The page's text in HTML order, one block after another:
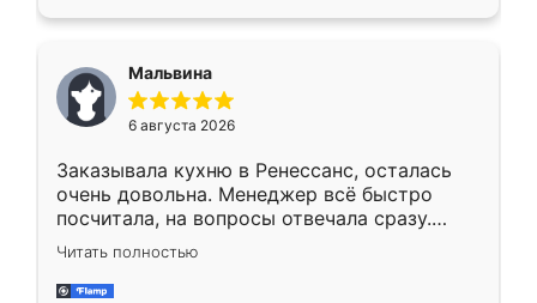
меньше, здесь же он более разнообразный.
Мне нравится ,если что-то потребуется из
мебели буду заказывать только здесь.
Мальвина
6 августа 2026
Заказывала кухню в Ренессанс, осталась
очень довольна. Менеджер всё быстро
посчитала, на вопросы отвечала сразу.
Замерщик приехал в субботу, подошёл к
делу со всей ответственностью. Собрали
за день, ребята работали аккуратно, даже
Читать полностью